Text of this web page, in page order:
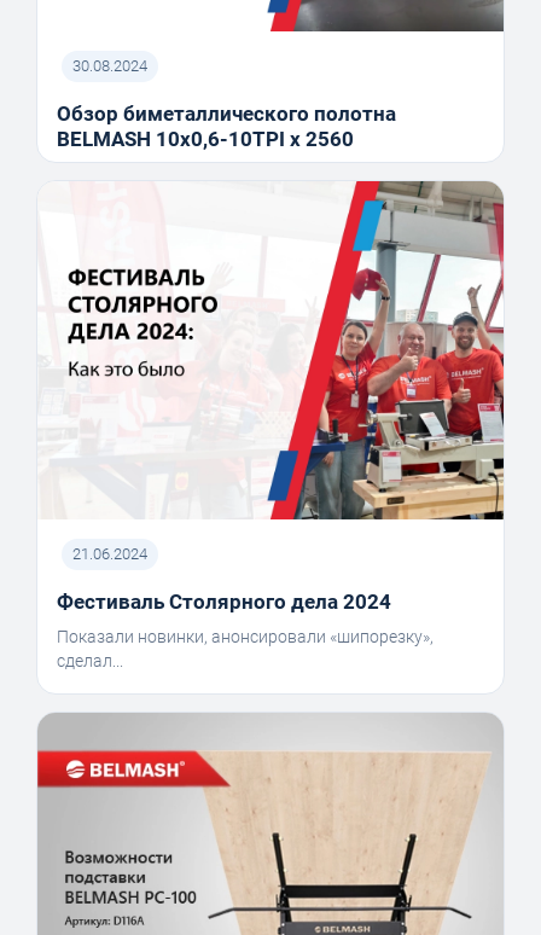
30.08.2024
Обзор биметаллического полотна
BELMASH 10x0,6-10TPI x 2560
21.06.2024
Фестиваль Столярного дела 2024
Показали новинки, анонсировали «шипорезку»,
сделал...